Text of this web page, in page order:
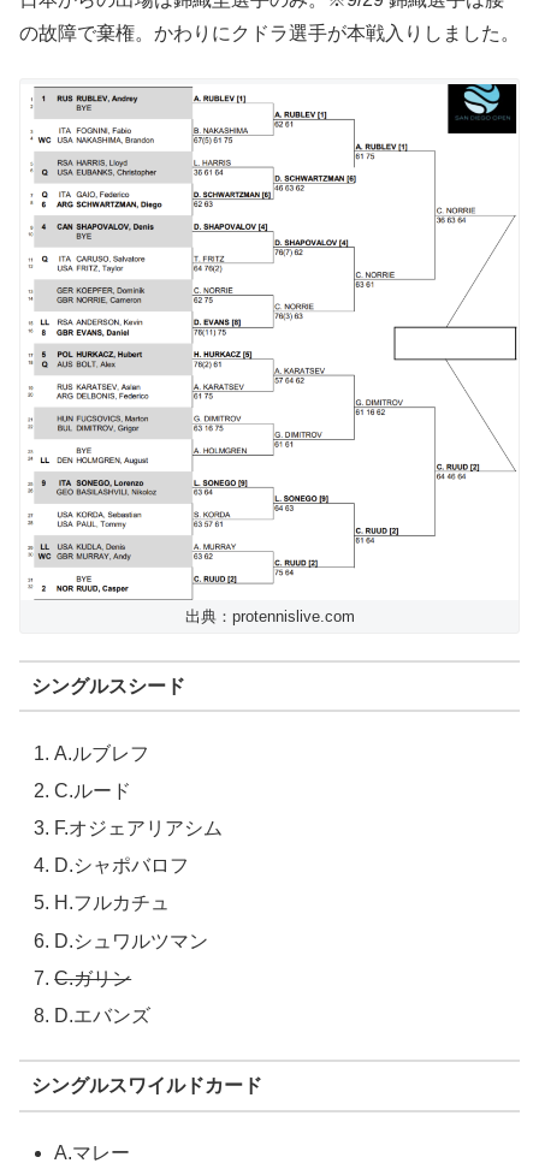
の故障で棄権。かわりにクドラ選手が本戦入りしました。
出典：protennislive.com
シングルスシード
A.ルブレフ
C.ルード
F.オジェアリアシム
D.シャポバロフ
H.フルカチュ
D.シュワルツマン
C.ガリン
D.エバンズ
シングルスワイルドカード
A.マレー